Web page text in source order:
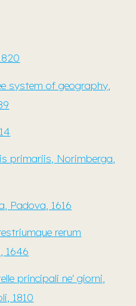
system of geography,
primariis, Norimberga,
Padova, 1616
rerum
1646
principali ne' giorni,
1810